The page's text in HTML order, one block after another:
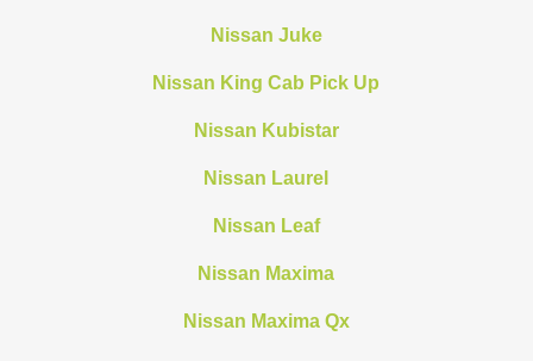
Nissan Juke
Nissan King Cab Pick Up
Nissan Kubistar
Nissan Laurel
Nissan Leaf
Nissan Maxima
Nissan Maxima Qx